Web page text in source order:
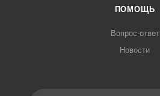
ПОМОЩЬ
Вопрос-ответ
Новости